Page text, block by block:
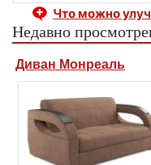
Что можно
Недавно
Диван Монреаль